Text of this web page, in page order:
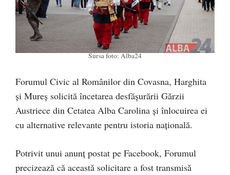
Sursa foto: Alba24
Forumul Civic al Românilor din Covasna, Harghita
și Mureș solicită încetarea desfășurării Gărzii
Austriece din Cetatea Alba Carolina și înlocuirea ei
cu alternative relevante pentru istoria națională.
Potrivit unui anunț postat pe Facebook, Forumul
precizează că această solicitare a fost transmisă